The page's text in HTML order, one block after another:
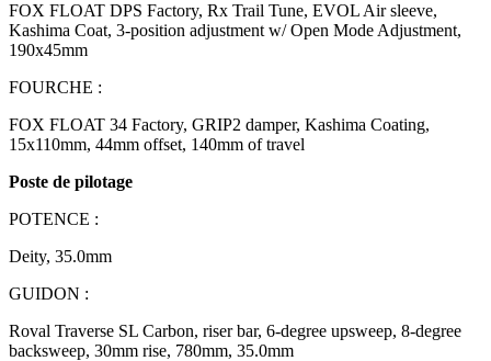
FOX FLOAT DPS Factory, Rx Trail Tune, EVOL Air sleeve,
Kashima Coat, 3-position adjustment w/ Open Mode Adjustment,
190x45mm
FOURCHE :
FOX FLOAT 34 Factory, GRIP2 damper, Kashima Coating,
15x110mm, 44mm offset, 140mm of travel
Poste de pilotage
POTENCE :
Deity, 35.0mm
GUIDON :
Roval Traverse SL Carbon, riser bar, 6-degree upsweep, 8-degree
backsweep, 30mm rise, 780mm, 35.0mm